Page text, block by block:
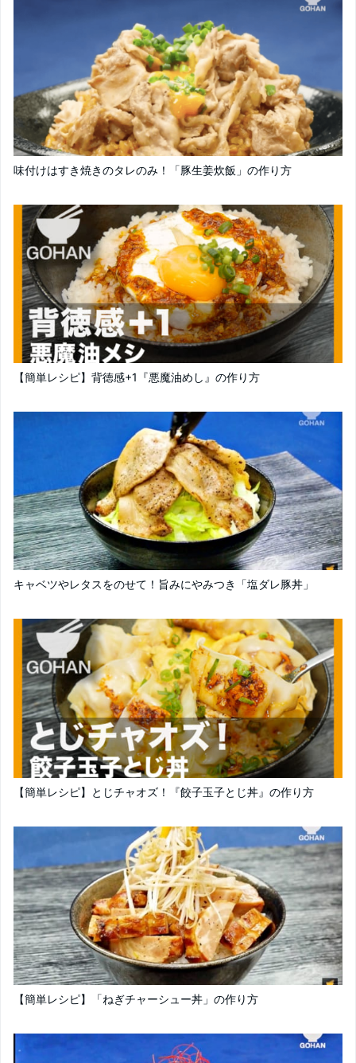
味付けはすき焼きのタレのみ！「豚生姜炊飯」の作り方
【簡単レシピ】背徳感+1『悪魔油めし』の作り方
キャベツやレタスをのせて！旨みにやみつき「塩ダレ豚丼」
【簡単レシピ】とじチャオズ！『餃子玉子とじ丼』の作り方
【簡単レシピ】「ねぎチャーシュー丼」の作り方